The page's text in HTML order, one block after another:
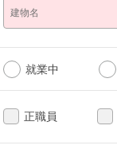
就業中
正職員